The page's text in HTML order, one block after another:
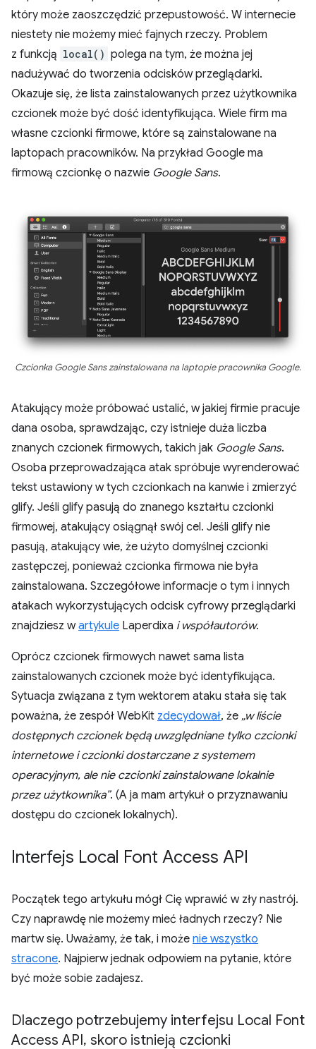
który może zaoszczędzić przepustowość. W internecie
niestety nie możemy mieć fajnych rzeczy. Problem
z funkcją local() polega na tym, że można jej
nadużywać do tworzenia odcisków przeglądarki.
Okazuje się, że lista zainstalowanych przez użytkownika
czcionek może być dość identyfikująca. Wiele firm ma
własne czcionki firmowe, które są zainstalowane na
laptopach pracowników. Na przykład Google ma
firmową czcionkę o nazwie Google Sans.
Czcionka Google Sans zainstalowana na laptopie pracownika Google.
Atakujący może próbować ustalić, w jakiej firmie pracuje
dana osoba, sprawdzając, czy istnieje duża liczba
znanych czcionek firmowych, takich jak Google Sans.
Osoba przeprowadzająca atak spróbuje wyrenderować
tekst ustawiony w tych czcionkach na kanwie i zmierzyć
glify. Jeśli glify pasują do znanego kształtu czcionki
firmowej, atakujący osiągnął swój cel. Jeśli glify nie
pasują, atakujący wie, że użyto domyślnej czcionki
zastępczej, ponieważ czcionka firmowa nie była
zainstalowana. Szczegółowe informacje o tym i innych
atakach wykorzystujących odcisk cyfrowy przeglądarki
znajdziesz wartykule Laperdixa i współautorów.
Oprócz czcionek firmowych nawet sama lista
zainstalowanych czcionek może być identyfikująca.
Sytuacja związana z tym wektorem ataku stała się tak
poważna, że zespół WebKit zdecydował, że „w liście
dostępnych czcionek będą uwzględniane tylko czcionki
internetowe i czcionki dostarczane z systemem
operacyjnym, ale nie czcionki zainstalowane lokalnie
przez użytkownika”. (A ja mam artykuł o przyznawaniu
dostępu do czcionek lokalnych).
Interfejs Local Font Access API
Początek tego artykułu mógł Cię wprawić w zły nastrój.
Czy naprawdę nie możemy mieć ładnych rzeczy? Nie
martw się. Uważamy, że tak, i może nie wszystko
stracone. Najpierw jednak odpowiem na pytanie, które
być może sobie zadajesz.
Dlaczego potrzebujemy interfejsu Local Font
Access API, skoro istnieją czcionki